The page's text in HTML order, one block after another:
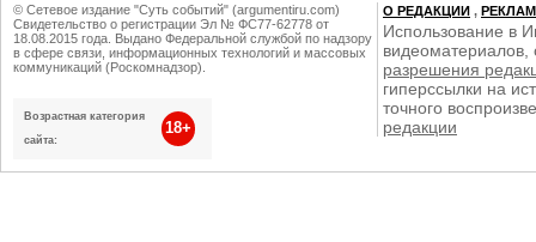
© Сетевое издание "Суть событий" (argumentiru.com)
Свидетельство о регистрации Эл № ФС77-62778 от
18.08.2015 года. Выдано Федеральной службой по надзору
в сфере связи, информационных технологий и массовых
коммуникаций (Роскомнадзор).
Возрастная категория
сайта:
18+
О РЕДАКЦИИ ,
Использование в
видеоматериалов,
разрешения
гиперссылки на
точного
редакции